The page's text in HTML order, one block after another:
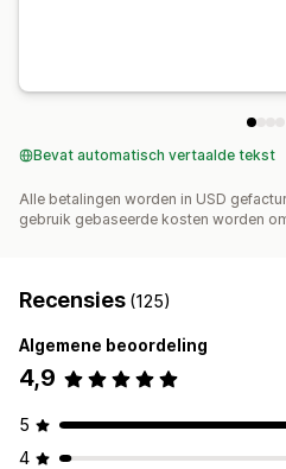
Geplande uitbetalingen
Bevat automatisch vertaalde tekst
Alle betalingen worden in USD
gebruik gebaseerde kosten worden
Recensies (125)
Algemene beoordeling
4,9
5
4